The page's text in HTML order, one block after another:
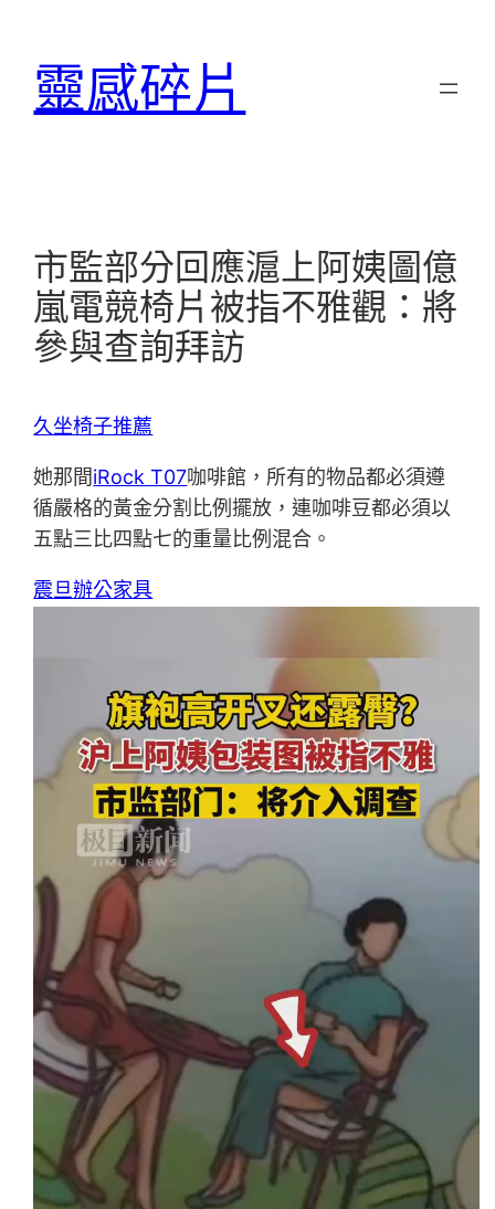
靈感碎片
市監部分回應滬上阿姨圖億
嵐電競椅片被指不雅觀：將
參與查詢拜訪
久坐椅子推薦
她那間iRock T07咖啡館，所有的物品都必須遵
循嚴格的黃金分割比例擺放，連咖啡豆都必須以
五點三比四點七的重量比例混合。
震旦辦公家具